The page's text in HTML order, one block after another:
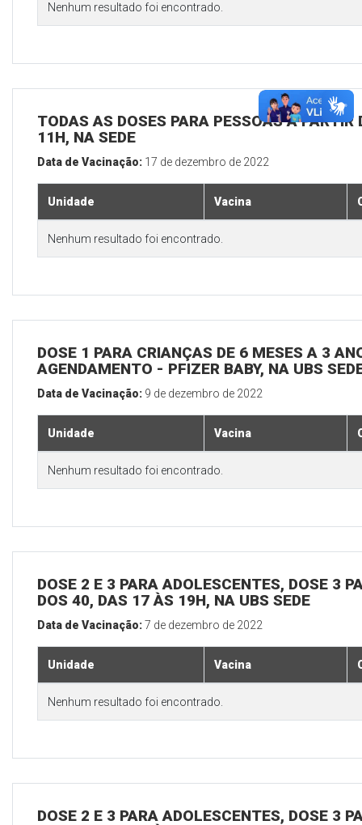
Nenhum resultado foi encontrado.
TODAS AS DOSES PARA PESSOAS A
11H, NA SEDE
Data de Vacinação: 17 de dezembro de 2022
Unidade Vacina
Nenhum resultado foi encontrado.
DOSE 1 PARA CRIANÇAS DE 6 MESES A 3
AGENDAMENTO - PFIZER BABY, NA UBS
Data de Vacinação: 9 de dezembro de 2022
Unidade Vacina
Nenhum resultado foi encontrado.
DOSE 2 E 3 PARA ADOLESCENTES, DOSE 3
DOS 40, DAS 17 ÀS 19H, NA UBS SEDE
Data de Vacinação:7 de dezembro de 2022
Unidade Vacina
Nenhum resultado foi encontrado.
DOSE 2 E 3 PARA ADOLESCENTES, DOSE 3